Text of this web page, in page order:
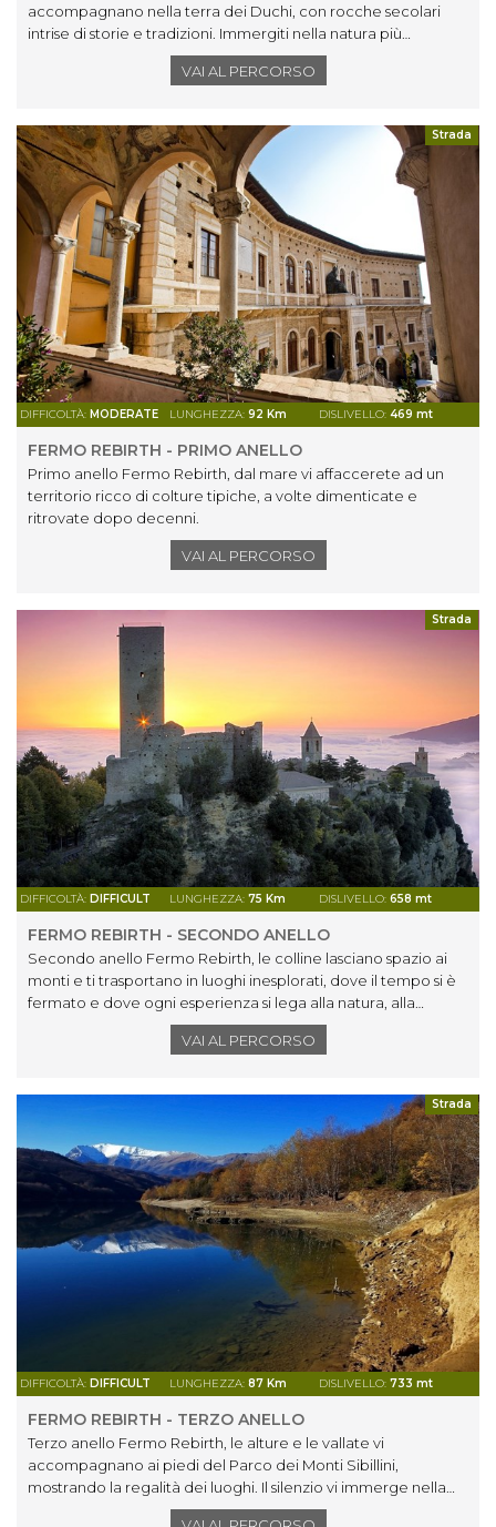
accompagnano nella terra dei Duchi, con rocche secolari
intrise di storie e tradizioni. Immergiti nella natura più
incontaminata respirando la storia.
VAI AL PERCORSO
Strada
DIFFICOLTÀ: MODERATE LUNGHEZZA: 92 Km DISLIVELLO: 469 mt
FERMO REBIRTH - PRIMO ANELLO
Primo anello Fermo Rebirth, dal mare vi affaccerete ad un
territorio ricco di colture tipiche, a volte dimenticate e
ritrovate dopo decenni.
VAI AL PERCORSO
Strada
DIFFICOLTÀ: DIFFICULT LUNGHEZZA: 75 Km DISLIVELLO: 658 mt
FERMO REBIRTH - SECONDO ANELLO
Secondo anello Fermo Rebirth, le colline lasciano spazio ai
monti e ti trasportano in luoghi inesplorati, dove il tempo si è
fermato e dove ogni esperienza si lega alla natura, alla
VAI AL PERCORSO
Strada
DIFFICOLTÀ: DIFFICULT LUNGHEZZA: 87 Km DISLIVELLO: 733 mt
FERMO REBIRTH - TERZO ANELLO
Terzo anello Fermo Rebirth, le alture e le vallate vi
accompagnano ai piedi del Parco dei Monti Sibillini,
mostrando la regalità dei luoghi. Il silenzio vi immerge nella
natura, regalando relax ed energia.